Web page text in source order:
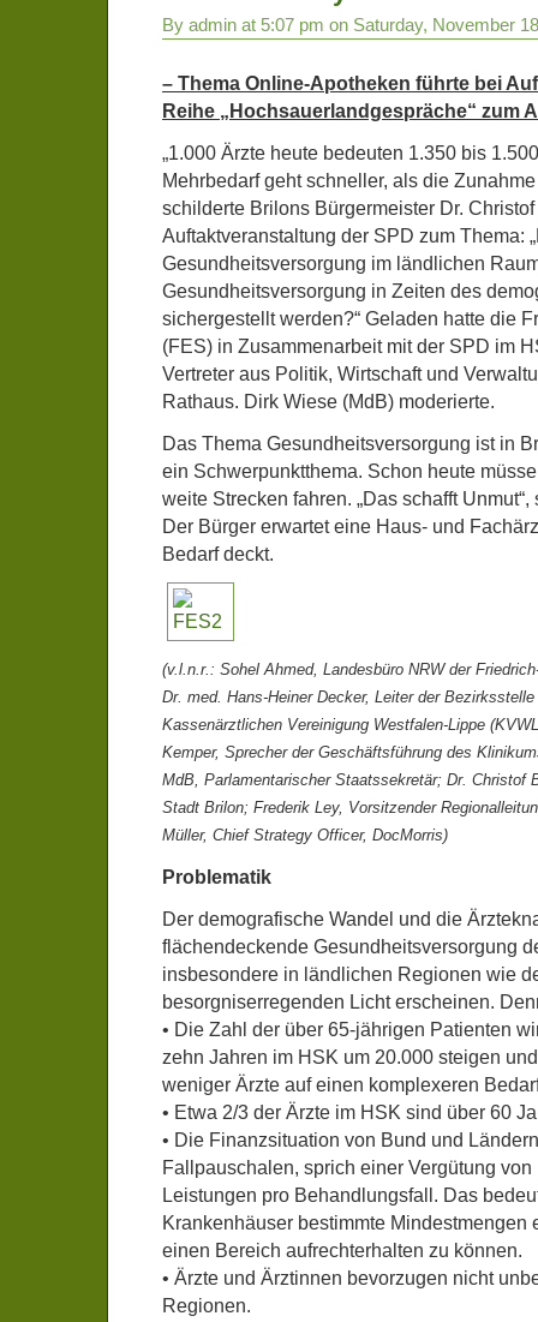
By admin at 5:07 pm on Saturday, November
– Thema Online-Apotheken führte bei
Reihe „Hochsauerlandgespräche“ zum
„1.000 Ärzte heute bedeuten 1.350 bis
Mehrbedarf geht schneller, als die
schilderte Brilons Bürgermeister Dr.
Auftaktveranstaltung der SPD zum Thema:
Gesundheitsversorgung im ländlichen
Gesundheitsversorgung in Zeiten des
sichergestellt werden?“ Geladen hatte die
(FES) in Zusammenarbeit mit der SPD im
Vertreter aus Politik, Wirtschaft und
Rathaus. Dirk Wiese (MdB) moderierte.
Das Thema Gesundheitsversorgung ist in
ein Schwerpunktthema. Schon heute
weite Strecken fahren. „Das schafft
Der Bürger erwartet eine Haus- und
Bedarf deckt.
(v.l.n.r.: Sohel Ahmed, Landesbüro NRW der
Dr. med. Hans-Heiner Decker, Leiter der
Kassenärztlichen Vereinigung Westfalen-Lippe
Kemper, Sprecher der Geschäftsführung des
MdB, Parlamentarischer Staatssekretär; Dr. Christof
Stadt Brilon; Frederik Ley, Vorsitzender
Müller, Chief Strategy Officer, DocMorris)
Problematik
Der demografische Wandel und die
flächendeckende Gesundheitsversorgung
insbesondere in ländlichen Regionen wie
besorgniserregenden Licht erscheinen.
• Die Zahl der über 65-jährigen Patienten
zehn Jahren im HSK um 20.000 steigen
weniger Ärzte auf einen komplexeren
• Etwa 2/3 der Ärzte im HSK sind über 60
• Die Finanzsituation von Bund und
Fallpauschalen, sprich einer Vergütung
Leistungen pro Behandlungsfall. Das
Krankenhäuser bestimmte Mindestmengen
einen Bereich aufrechterhalten zu können.
• Ärzte und Ärztinnen bevorzugen nicht
Regionen.